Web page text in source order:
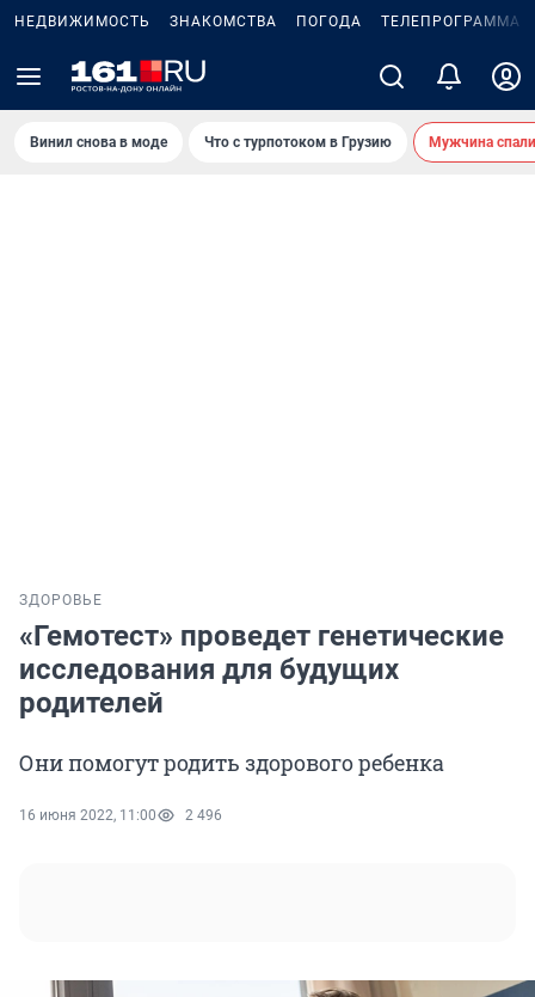
НЕДВИЖИМОСТЬ ЗНАКОМСТВА ПОГОДА ТЕЛЕПРОГРАММА
Винил снова в моде Что с турпотоком в Грузию Мужчина
ЗДОРОВЬЕ
«Гемотест» проведет генетические
исследования для будущих
родителей
Они помогут родить здорового ребенка
16 июня 2022, 11:00 2 496